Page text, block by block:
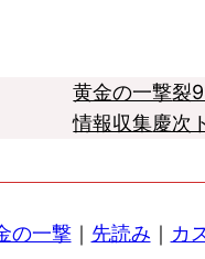
黄金の一撃裂
情報収集慶次
の一撃｜ 先読み ｜ カ